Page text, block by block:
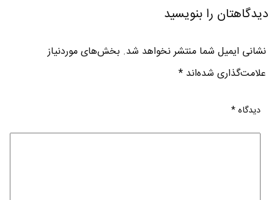
دیدگاهتان را بنویسید
نشانی ایمیل شما منتشر نخواهد شد. بخش‌های موردنیاز
علامت‌گذاری شده‌اند*
دیدگاه*